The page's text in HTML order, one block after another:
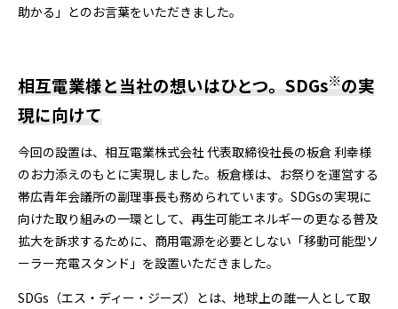
助かる」とのお言葉をいただきました。
相互電業様と当社の想いはひとつ。SDGs※の実
現に向けて
今回の設置は、相互電業株式会社 代表取締役社長の板倉 利幸様
のお力添えのもとに実現しました。板倉様は、お祭りを運営する
帯広青年会議所の副理事長も務められています。SDGsの実現に
向けた取り組みの一環として、再生可能エネルギーの更なる普及
拡大を訴求するために、商用電源を必要としない「移動可能型ソ
ーラー充電スタンド」を設置いただきました。
SDGs（エス・ディー・ジーズ）とは、地球上の誰一人として取